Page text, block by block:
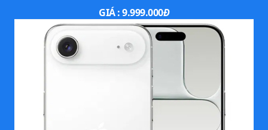
những bức ảnh thực tế ảo AR vô cùng đáng yêu.
Camera hàng đầu thế giới
iPhone Xs vẫn được duy trì cụm
phân giải 12 MP giống như đàn anh của nó nhưng được
bổ sung nhiều tính năng chụp ảnh hiện đại hơn.
GIÁ :9.999.000Đ